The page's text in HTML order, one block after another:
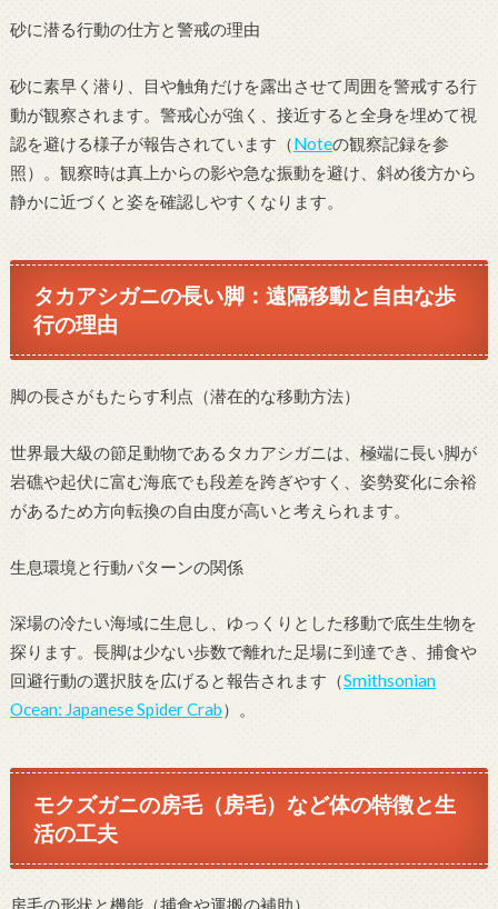
砂に潜る行動の仕方と警戒の理由
砂に素早く潜り、目や触角だけを露出させて周囲を警戒する行
動が観察されます。警戒心が強く、接近すると全身を埋めて視
認を避ける様子が報告されています（Noteの観察記録を参
照）。観察時は真上からの影や急な振動を避け、斜め後方から
静かに近づくと姿を確認しやすくなります。
タカアシガニの長い脚：遠隔移動と自由な歩
行の理由
脚の長さがもたらす利点（潜在的な移動方法）
世界最大級の節足動物であるタカアシガニは、極端に長い脚が
岩礁や起伏に富む海底でも段差を跨ぎやすく、姿勢変化に余裕
があるため方向転換の自由度が高いと考えられます。
生息環境と行動パターンの関係
深場の冷たい海域に生息し、ゆっくりとした移動で底生生物を
探ります。長脚は少ない歩数で離れた足場に到達でき、捕食や
回避行動の選択肢を広げると報告されます（Smithsonian
Ocean: Japanese Spider Crab）。
モクズガニの房毛（房毛）など体の特徴と生
活の工夫
房毛の形状と機能（捕食や運搬の補助）